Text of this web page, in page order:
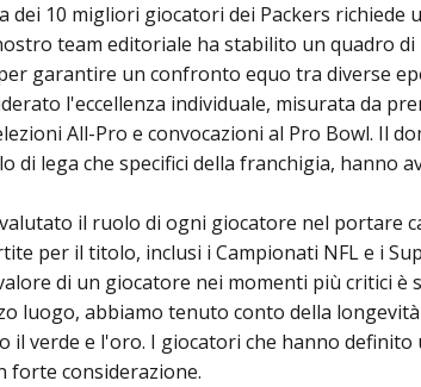
dei 10 migliori giocatori dei Packers richiede
team editoriale ha stabilito un quadro
garantire un confronto equo tra diverse
l'eccellenza individuale, misurata da
All-Pro e convocazioni al Pro Bowl. Il
di lega che specifici della franchigia, hanno
il ruolo di ogni giocatore nel portare
per il titolo, inclusi i Campionati NFL e i
di un giocatore nei momenti più critici è
luogo, abbiamo tenuto conto della
il verde e l'oro. I giocatori che hanno definito
forte considerazione.